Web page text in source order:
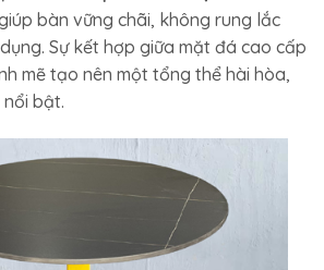
bàn vững chãi, không rung lắc
Sự kết hợp giữa mặt đá cao cấp
mẽ tạo nên một tổng thể hài hòa,
bật.